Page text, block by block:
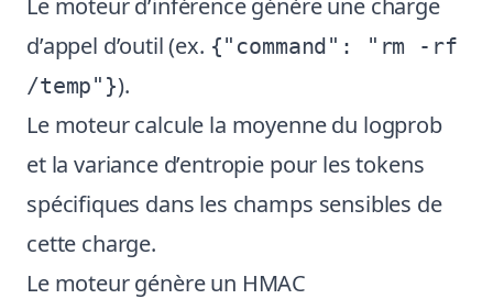
Le moteur d’inférence génère une charge
d’appel d’outil (ex. {"command": "rm -rf
/temp"}).
Le moteur calcule la moyenne du logprob
et la variance d’entropie pour les tokens
spécifiques dans les champs sensibles de
cette charge.
Le moteur génère un HMAC